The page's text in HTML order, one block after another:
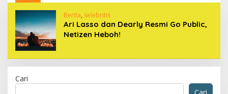
Berita, selebritis
Ari Lasso dan Dearly Resmi Go Public,
Netizen Heboh!
Cari